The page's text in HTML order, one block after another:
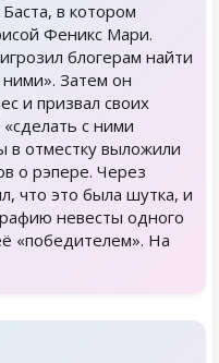
в котором
Феникс Мари.
блогерам найти
Затем он
и призвал своих
с ними
в отместку выложили
о рэпере. Через
что это была шутка, и
невесты одного
«победителем». На